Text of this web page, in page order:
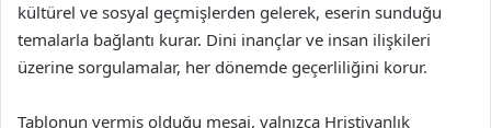
kültürel ve sosyal geçmişlerden gelerek, eserin sunduğu
temalarla bağlantı kurar. Dini inançlar ve insan ilişkileri
üzerine sorgulamalar, her dönemde geçerliliğini korur.
Tablonun vermiş olduğu mesaj, yalnızca Hristiyanlık